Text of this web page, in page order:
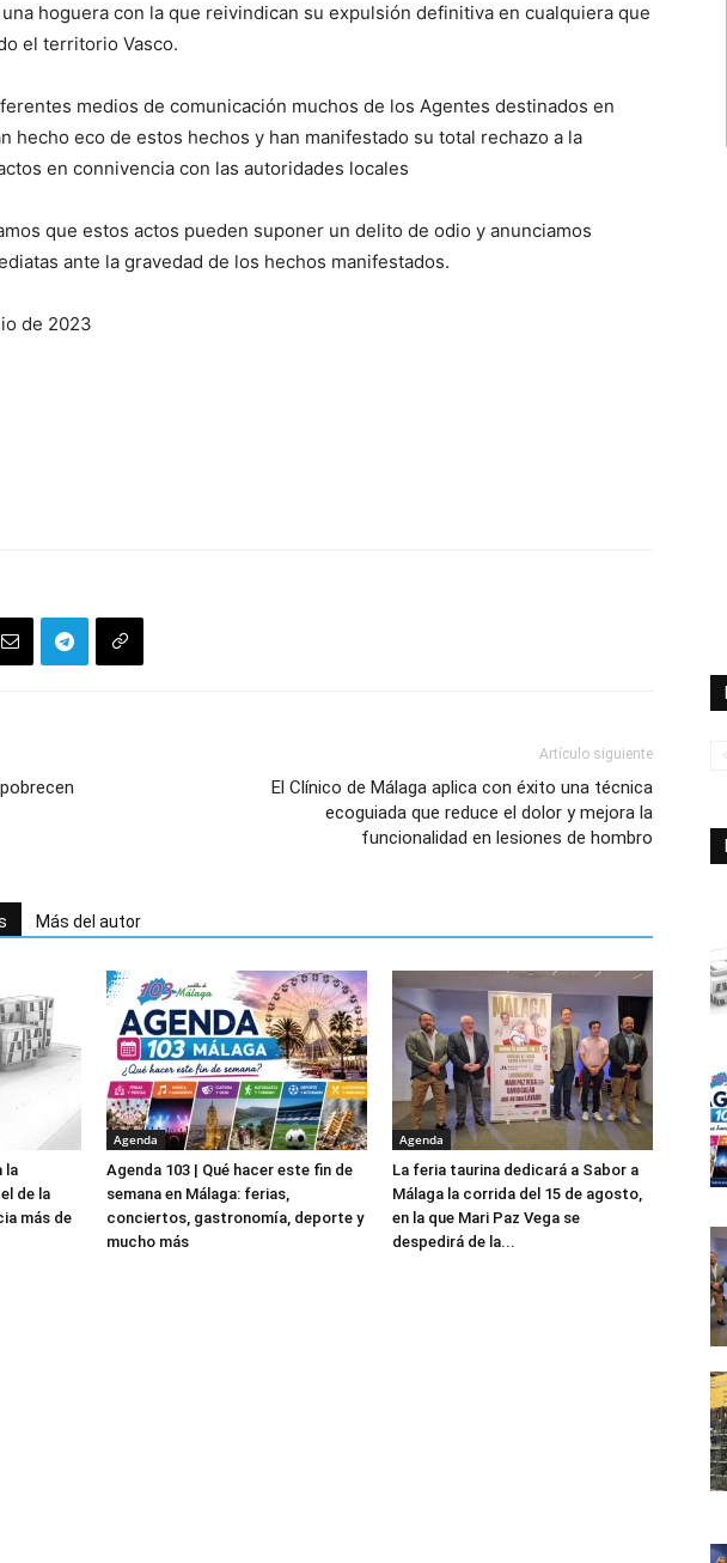
hoguera con la que reivindican su expulsión definitiva en cualquiera que
el territorio Vasco.
medios de comunicación muchos de los Agentes destinados en
hecho eco de estos hechos y han manifestado su total rechazo a la
en connivencia con las autoridades locales
que estos actos pueden suponer un delito de odio y anunciamos
ante la gravedad de los hechos manifestados.
de 2023
Artículo siguiente
El Clínico de Málaga aplica con éxito una técnica
ecoguiada que reduce el dolor y mejora la
funcionalidad en lesiones de hombro
Más del autor
la
de la
más de
Agenda
Agenda 103 | Qué hacer este fin de
semana en Málaga: ferias,
conciertos, gastronomía, deporte y
mucho más
Agenda
La feria taurina dedicará a Sabor a
Málaga la corrida del 15 de agosto,
en la que Mari Paz Vega se
despedirá de la...